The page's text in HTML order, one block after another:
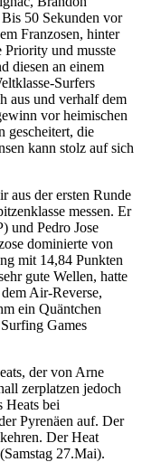
50 Sekunden vor
Franzosen, hinter
Priority und musste
diesen an einem
Surfers
aus und verhalf dem
vor heimischen
gescheitert, die
kann stolz auf sich
aus der ersten Runde
messen. Er
und Pedro Jose
dominierte von
mit 14,84 Punkten
gute Wellen, hatte
Air-Reverse,
ein Quäntchen
Games
der von Arne
zerplatzen jedoch
Heats bei
Pyrenäen auf. Der
Der Heat
27.Mai).